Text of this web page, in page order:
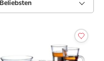
Beliebsten